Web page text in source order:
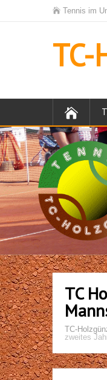
Tennis im
TC-
TC
TC-
zweites